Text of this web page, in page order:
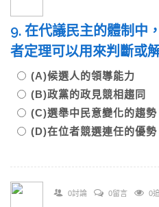
9. 在代議民主的體制中
者定理可以用來判斷或
(A)候選人的領導能力
(B)政黨的政見競相趨同
(C)選舉中民意變化的趨勢
(D)在位者競選連任的優勢
0討論 0留言 0